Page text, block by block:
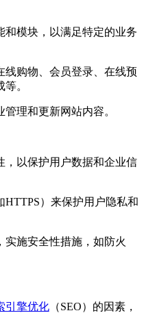
和模块，以满足特定的业务
线购物、会员登录、在线预
。
理和更新网站内容。
，以保护用户数据和企业信
）来保护用户隐私和
实施安全性措施，如防火
引擎优化（SEO）的因素，